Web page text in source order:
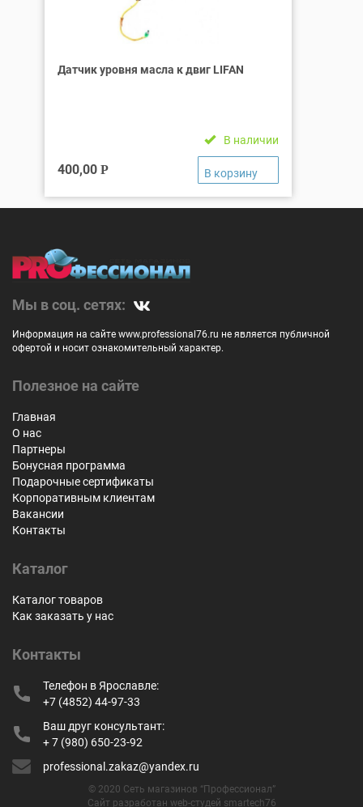
Датчик уровня масла к двиг LIFAN
В наличии
400,00 Р
Мы в соц. сетях:
Информация на сайте www.professional76.ru не является публичной
офертой и носит ознакомительный характер.
Полезное на сайте
Главная
О нас
Партнеры
Бонусная программа
Подарочные сертификаты
Корпоративным клиентам
Вакансии
Контакты
Каталог
Каталог товаров
Как заказать у нас
Контакты
Телефон в Ярославле:
+7 (4852) 44-97-33
Ваш друг консультант:
+ 7 (980) 650-23-92
professional.zakaz@yandex.ru
© 2020 Сеть магазинов “Профессионал”
Сайт разработан web-студей smartech76